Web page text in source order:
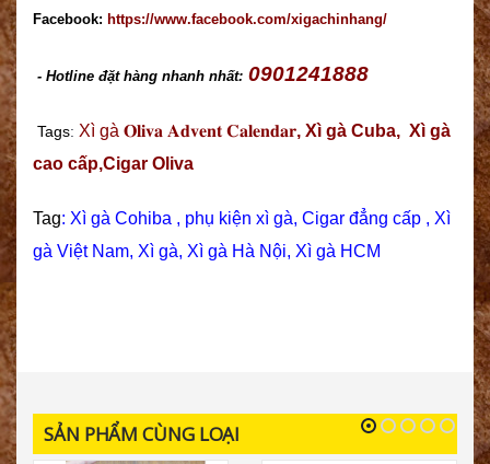
Facebook: https://www.facebook.com/xigachinhang/
- Hotline đặt hàng nhanh nhất: 0901241888
Tags: Xì gà 𝐎𝐥𝐢𝐯𝐚 𝐀𝐝𝐯𝐞𝐧𝐭 𝐂𝐚𝐥𝐞𝐧𝐝𝐚𝐫, Xì gà Cuba, Xì gà
cao cấp,Cigar Oliva
Tag: Xì gà Cohiba , phụ kiện xì gà, Cigar đẳng cấp , Xì
gà Việt Nam, Xì gà, Xì gà Hà Nội, Xì gà HCM
SẢN PHẨM CÙNG LOẠI